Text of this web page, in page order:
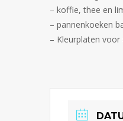
– koffie, thee en
– pannenkoeken
– Kleurplaten voor